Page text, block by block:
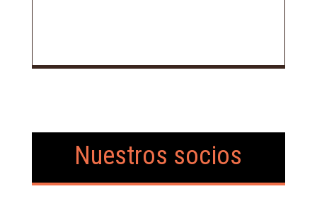
Nuestros socios